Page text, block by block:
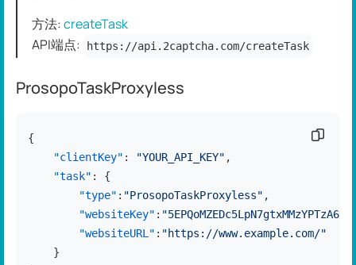
方法:createTask
API端点:
https://api.2captcha.com/createTask
ProsopoTaskProxyless
{
"clientKey" : "YOUR_API_KEY" ,
"task" :
{
"type" : "ProsopoTaskProxyless" ,
"websiteKey" :
"websiteURL" : "https://www.example.com/"
}
复制代